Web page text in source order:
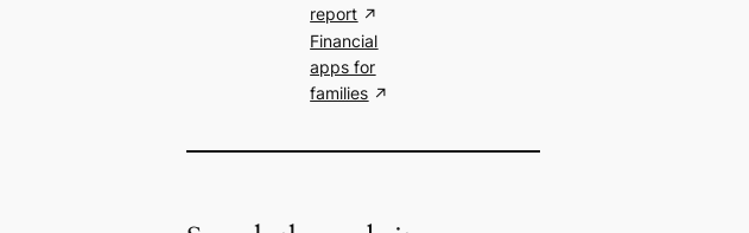
report
Financial
apps for
families